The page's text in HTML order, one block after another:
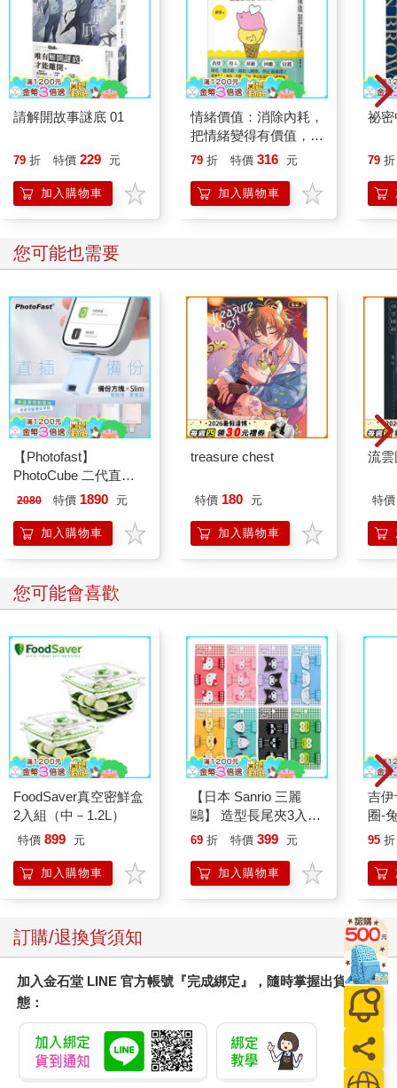
請解開故事謎底 01
79 折 特價 229 元
加入購物車
情緒價值：消除內耗，
把情緒變得有價值，跟
誰都能自在相處
79 折 特價 316 元
加入購物車
祕
79 折
您可能也需要
【Photofast】
PhotoCube 二代直插
式 雙系統手機備份方
通用版)
2080 特價 1890 元
加入購物車
treasure chest
特價 180 元
加入購物車
流
特價
您可能會喜歡
FoodSaver真空密鮮盒
2入組（中－1.2L）
特價 899 元
加入購物車
【日本 Sanrio 三麗
鷗】 造型長尾夾3入組
(8款可選) 凱蒂貓 Hello
企鵝
69 折 特價 399 元
加入購物車
吉伊卡哇
圈-
95 折
訂購/退換貨須知
加入金石堂 LINE 官方帳號『完成綁定』，隨時掌握出貨動
態：